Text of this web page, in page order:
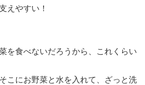
えやすい！
を食べないだろうから、これくらい
こにお野菜と水を入れて、ざっと洗